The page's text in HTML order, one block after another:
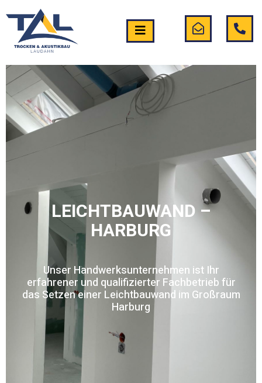
LEICHTBAUWAND –
HARBURG
Unser Handwerksunternehmen ist Ihr
erfahrener und qualifizierter Fachbetrieb für
das Setzen einer Leichtbauwand im Großraum
Harburg